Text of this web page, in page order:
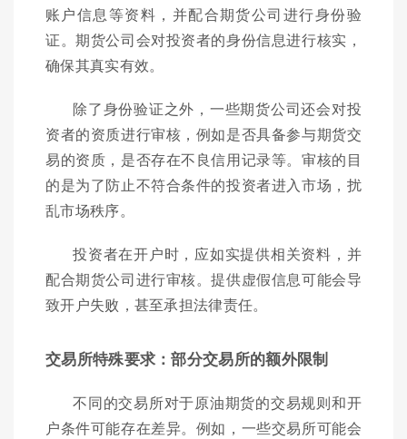
账户信息等资料，并配合期货公司进行身份验
证。期货公司会对投资者的身份信息进行核实，
确保其真实有效。
除了身份验证之外，一些期货公司还会对投
资者的资质进行审核，例如是否具备参与期货交
易的资质，是否存在不良信用记录等。审核的目
的是为了防止不符合条件的投资者进入市场，扰
乱市场秩序。
投资者在开户时，应如实提供相关资料，并
配合期货公司进行审核。提供虚假信息可能会导
致开户失败，甚至承担法律责任。
交易所特殊要求：部分交易所的额外限制
不同的交易所对于原油期货的交易规则和开
户条件可能存在差异。例如，一些交易所可能会